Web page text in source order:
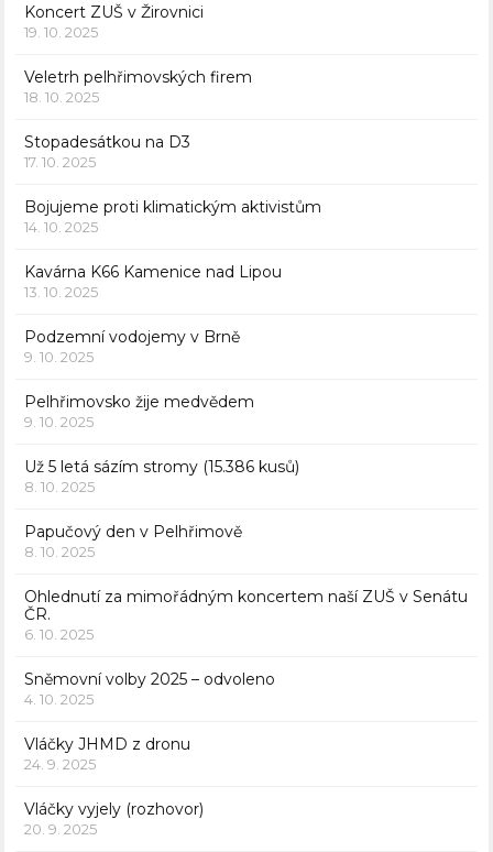
Koncert ZUŠ v Žirovnici
19. 10. 2025
Veletrh pelhřimovských firem
18. 10. 2025
Stopadesátkou na D3
17. 10. 2025
Bojujeme proti klimatickým aktivistům
14. 10. 2025
Kavárna K66 Kamenice nad Lipou
13. 10. 2025
Podzemní vodojemy v Brně
9. 10. 2025
Pelhřimovsko žije medvědem
9. 10. 2025
Už 5 letá sázím stromy (15.386 kusů)
8. 10. 2025
Papučový den v Pelhřimově
8. 10. 2025
Ohlednutí za mimořádným koncertem naší ZUŠ v Senátu
ČR.
6. 10. 2025
Sněmovní volby 2025 – odvoleno
4. 10. 2025
Vláčky JHMD z dronu
24. 9. 2025
Vláčky vyjely (rozhovor)
20. 9. 2025